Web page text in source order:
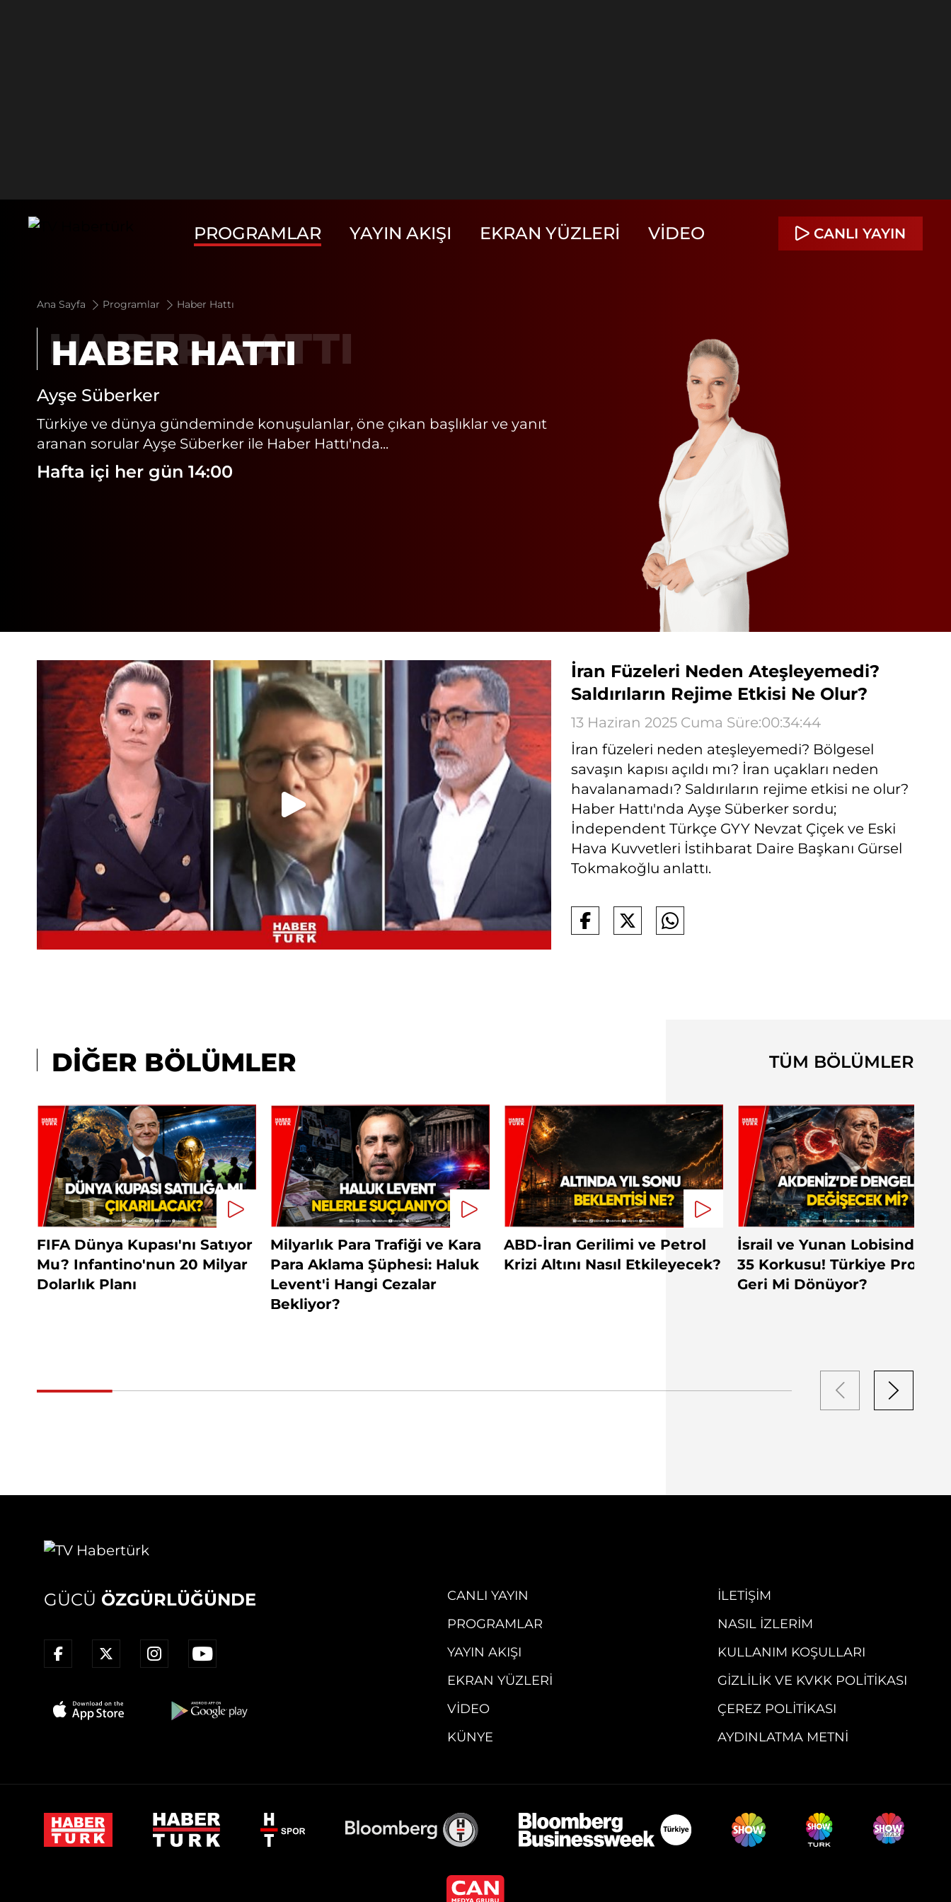
PROGRAMLAR YAYIN AKIŞI EKRAN YÜZLERI VIDEO CANLI YAYIN
Ana Sayfa Programlar Haber Hattı
HABER HATTI
Ayşe Süberker
Türkiye ve dünya gündeminde konuşulanlar, öne çıkan başlıklar ve yanıt
aranan sorular Ayşe Süberker ile Haber Hattı'nda...
Hafta içi her gün 14:00
İran Füzeleri Neden Ateşleyemedi?
Saldırıların Rejime Etkisi Ne Olur?
13 Haziran 2025 Cuma Süre:00:34:44
İran füzeleri neden ateşleyemedi? Bölgesel
savaşın kapısı açıldı mı? İran uçakları neden
havalanamadı? Saldırıların rejime etkisi ne olur?
Haber Hattı'nda Ayşe Süberker sordu;
İndependent Türkçe GYY Nevzat Çiçek ve Eski
Hava Kuvvetleri İstihbarat Daire Başkanı Gürsel
Tokmakoğlu anlattı.
DİĞER BÖLÜMLER TÜM BÖLÜMLER
FIFA Dünya Kupası'nı Satıyor
Mu? Infantino'nun 20 Milyar
Dolarlık Planı
Milyarlık Para Trafiği ve Kara
Para Aklama Şüphesi: Haluk
Levent'i Hangi Cezalar
Bekliyor?
ABD-İran Gerilimi ve Petrol
Krizi Altını Nasıl Etkileyecek?
İsrail ve Yunan Lobisinden
35 Korkusu! Türkiye Projeye
Geri Mi Dönüyor?
GÜCÜ ÖZGÜRLÜĞÜNDE
CANLI YAYIN
PROGRAMLAR
YAYIN AKIŞI
EKRAN YÜZLERI
VIDEO
KÜNYE
İLETIŞIM
NASIL İZLERIM
KULLANIM KOŞULLARI
GIZLILIK VE KVKK POLITIKASI
ÇEREZ POLITIKASI
AYDINLATMA METNI